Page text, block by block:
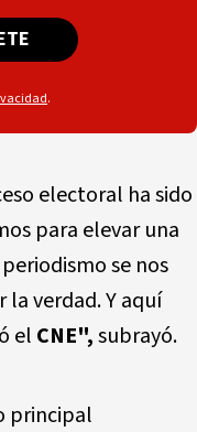
.
electoral ha sido
para elevar una
se nos
la verdad. Y aquí
el CNE",subrayó.
principal